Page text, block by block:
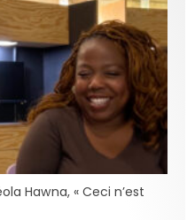
Hawna, « Ceci n’est